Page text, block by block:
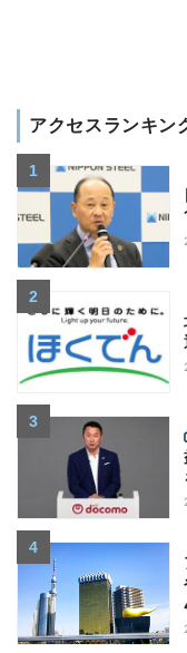
アクセスランキン